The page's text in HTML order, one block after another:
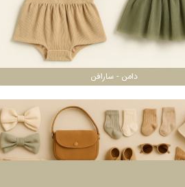
دامن - سارافن